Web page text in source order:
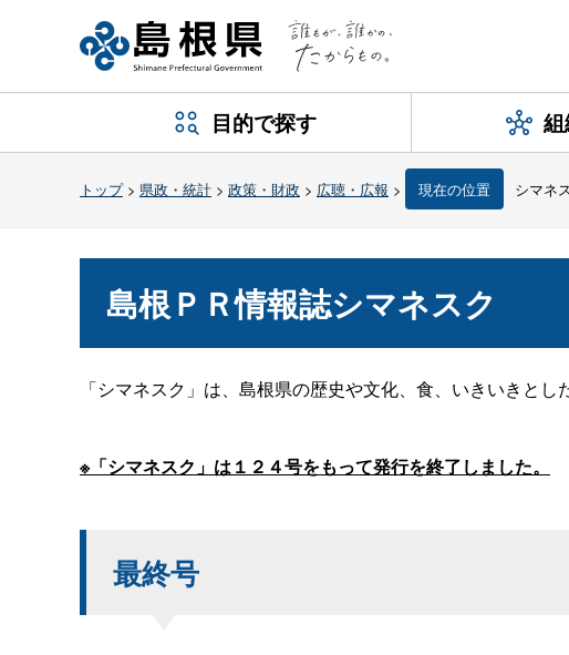
目的で探す
トップ> 県政・統計 > 政策・財政 > 広聴・広報 > 現在の位置 シマネ
島根ＰＲ情報誌シマネスク
「シマネスク」は、島根県の歴史や文化、食、いきいきと
※「シマネスク」は１２４号をもって発行を終了しました。
最終号